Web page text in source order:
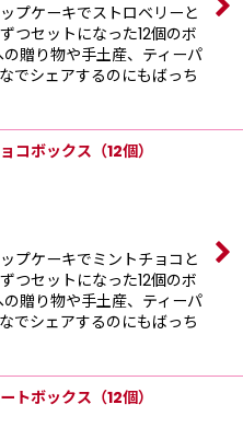
プケーキでストロベリーと
つセットになった12個のボ
贈り物や手土産、ティーパ
でシェアするのにもばっち
コボックス（12個）
プケーキでミントチョコと
つセットになった12個のボ
贈り物や手土産、ティーパ
でシェアするのにもばっち
トボックス（12個）